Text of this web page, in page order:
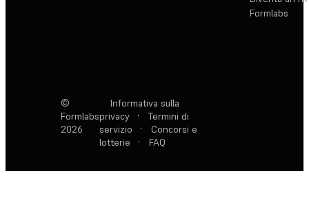
Formlabs
©
Formlabs
2026
Informativa sulla
privacy
·
Termini di
servizio
·
Concorsi e
lotterie
· FAQ